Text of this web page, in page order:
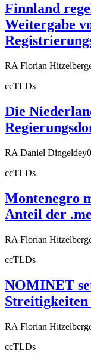
Finnland
Weitergabe
RA Florian
ccTLDs
Die
RA Daniel Dingeldey
ccTLDs
Montenegro
Anteil der
RA Florian
ccTLDs
NOMINET
RA Florian
ccTLDs